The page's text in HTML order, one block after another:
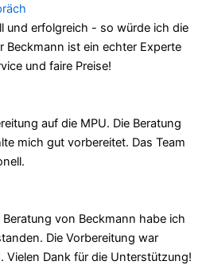
und erfolgreich - so würde ich die
Beckmann ist ein echter Experte
und faire Preise!
auf die MPU. Die Beratung
mich gut vorbereitet. Das Team
von Beckmann habe ich
Die Vorbereitung war
Vielen Dank für die Unterstützung!